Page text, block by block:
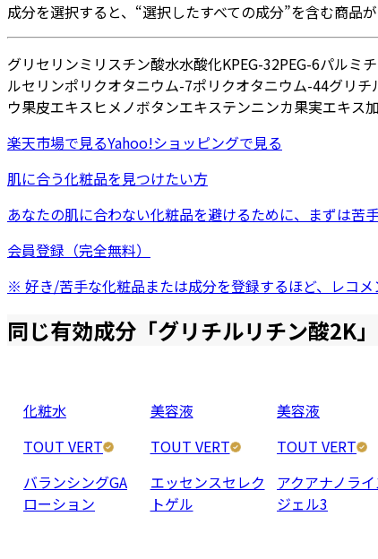
成分を選択すると、“選択したすべての成分”を含む商品が
グリセリンミリスチン酸水水酸化KPEG-32PEG-6パルミ
ルセリンポリクオタニウム-7ポリクオタニウム-44グリチ
ウ果皮エキスヒメノボタンエキステンニンカ果実エキス
楽天市場で見るYahoo!ショッピングで見る
肌に合う化粧品を見つけたい方
あなたの肌に合わない化粧品を避けるために、まずは苦
会員登録（完全無料）
※ 好き/苦手な化粧品または成分を登録するほど、レコ
同じ有効成分「グリチルリチン酸2K
化粧水
TOUT VERT
バランシングGA
ローション
美容液
TOUT VERT
エッセンスセレク
トゲル
美容液
TOUT VERT
アクアナノラ
ジェル3